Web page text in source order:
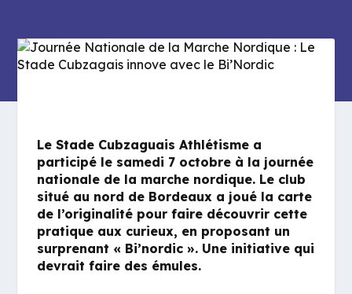
Le Stade Cubzaguais Athlétisme a
participé le samedi 7 octobre à la journée
nationale de la marche nordique. Le club
situé au nord de Bordeaux a joué la carte
de l’originalité pour faire découvrir cette
pratique aux curieux, en proposant un
surprenant « Bi’nordic ». Une initiative qui
devrait faire des émules.